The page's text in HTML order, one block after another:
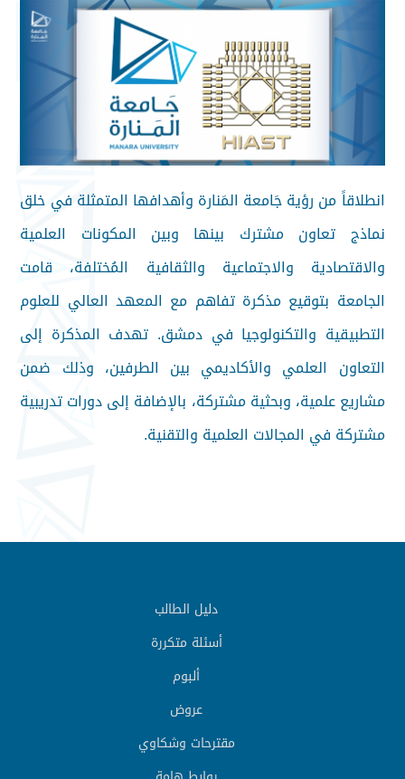
انطلاقاً من رؤية جَامعة المَنارة وأهدافها المتمثلة في خلق
نماذج تعاون مشترك بينها وبين المكونات العلمية
والاقتصادية والاجتماعية والثقافية المُختلفة، قامت
الجامعة بتوقيع مذكرة تفاهم مع المعهد العالي للعلوم
التطبيقية والتكنولوجيا في دمشق. تهدف المذكرة إلى
التعاون العلمي والأكاديمي بين الطرفين، وذلك ضمن
مشاريع علمية، وبحثية مشتركة، بالإضافة إلى دورات تدريبية
مشتركة في المجالات العلمية والتقنية.
دليل الطالب
أسئلة متكررة
ألبوم
عروض
مقترحات وشكاوي